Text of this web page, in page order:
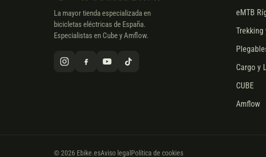
La mayor tienda especializada en
bicicletas eléctricas de España.
Especialistas en Cube y Amflow.
eMTB
Trekking
Cargo y
CUBE
Amflow
© 2026 Ebike.esAviso legal Política de cookies